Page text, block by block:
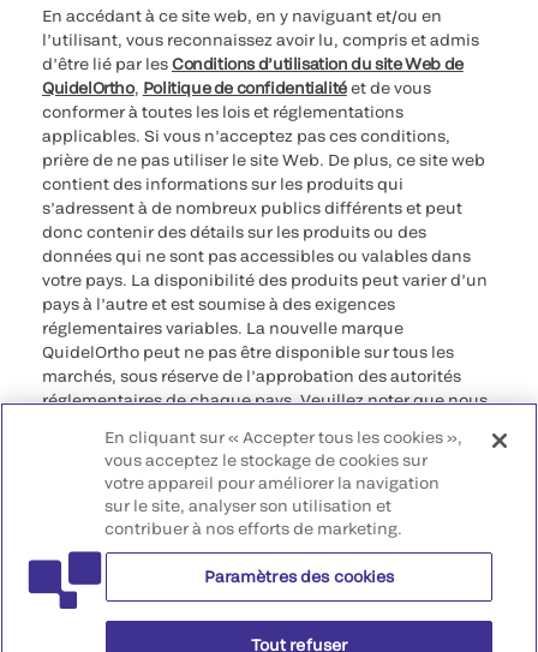
En accédant à ce site web, en y naviguant et/ou en
l’utilisant, vous reconnaissez avoir lu, compris et admis
d’être lié par lesConditions d’utilisation du site Web de
QuidelOrtho, Politique de confidentialitéet de vous
conformer à toutes les lois et réglementations
applicables. Si vous n’acceptez pas ces conditions,
prière de ne pas utiliser le site Web. De plus, ce site web
contient des informations sur les produits qui
s’adressent à de nombreux publics différents et peut
donc contenir des détails sur les produits ou des
données qui ne sont pas accessibles ou valables dans
votre pays. La disponibilité des produits peut varier d’un
pays à l’autre et est soumise à des exigences
réglementaires variables. La nouvelle marque
QuidelOrtho peut ne pas être disponible sur tous les
marchés, sous réserve de l’approbation des autorités
réglementaires de chaque pays. Veuillez noter que nous
informations qui risquent de ne pas être conformes à
toute procédure légale, réglementation, enregistrement
ou usage dans votre pays d’origine.
©2026 QuidelOrtho Corporation. Tous droits réservés.
QuidelOrtho Corporation
9975 Summers Ridge Road, San Diego, CA 92121, USA
En cliquant sur « Accepter tous les cookies »,
vous acceptez le stockage de cookies sur
votre appareil pour améliorer la navigation
sur le site, analyser son utilisation et
contribuer à nos efforts de marketing.
Paramètres des cookies
Tout refuser